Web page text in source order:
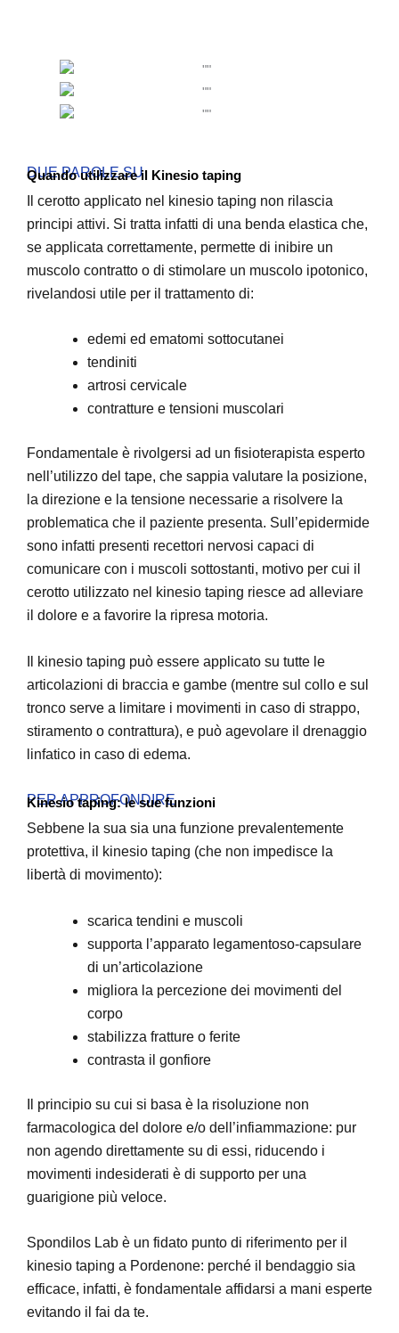
DUE PAROLE SU
Quando utilizzare il Kinesio taping
Il cerotto applicato nel kinesio taping non rilascia
principi attivi. Si tratta infatti di una benda elastica che,
se applicata correttamente, permette di inibire un
muscolo contratto o di stimolare un muscolo ipotonico,
rivelandosi utile per il trattamento di:
edemi ed ematomi sottocutanei
tendiniti
artrosi cervicale
contratture e tensioni muscolari
Fondamentale è rivolgersi ad un fisioterapista esperto
nell’utilizzo del tape, che sappia valutare la posizione,
la direzione e la tensione necessarie a risolvere la
problematica che il paziente presenta. Sull’epidermide
sono infatti presenti recettori nervosi capaci di
comunicare con i muscoli sottostanti, motivo per cui il
cerotto utilizzato nel kinesio taping riesce ad alleviare
il dolore e a favorire la ripresa motoria.
Il kinesio taping può essere applicato su tutte le
articolazioni di braccia e gambe (mentre sul collo e sul
tronco serve a limitare i movimenti in caso di strappo,
stiramento o contrattura), e può agevolare il drenaggio
linfatico in caso di edema.
PER APPROFONDIRE
Kinesio taping: le sue funzioni
Sebbene la sua sia una funzione prevalentemente
protettiva, il kinesio taping (che non impedisce la
libertà di movimento):
scarica tendini e muscoli
supporta l’apparato legamentoso-capsulare
di un’articolazione
migliora la percezione dei movimenti del
corpo
stabilizza fratture o ferite
contrasta il gonfiore
Il principio su cui si basa è la risoluzione non
farmacologica del dolore e/o dell’infiammazione: pur
non agendo direttamente su di essi, riducendo i
movimenti indesiderati è di supporto per una
guarigione più veloce.
Spondilos Lab è un fidato punto di riferimento per il
kinesio taping a Pordenone: perché il bendaggio sia
efficace, infatti, è fondamentale affidarsi a mani esperte
evitando il fai da te.